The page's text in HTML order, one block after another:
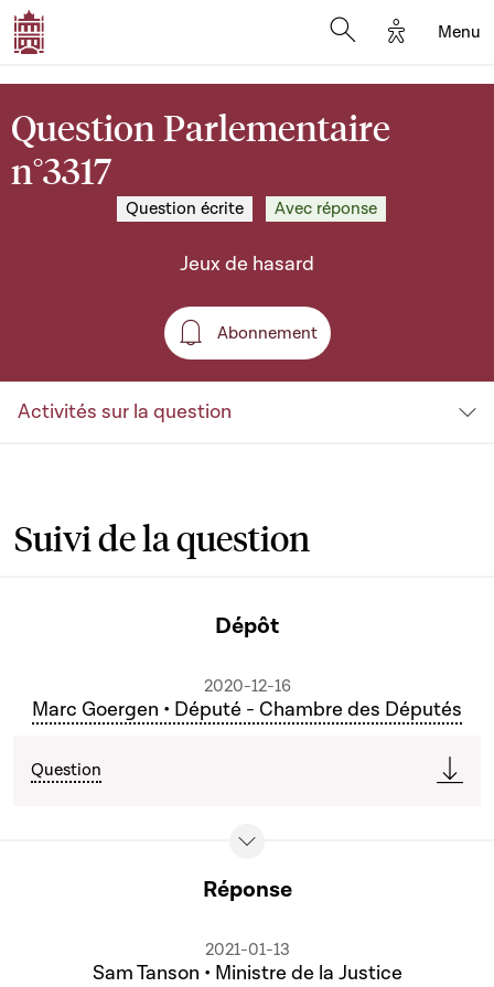
Options
Menu
Question Parlementaire
n°3317
Question écrite Avec réponse
Jeux de hasard
Abonnement
Abonnement
Activités sur la question
Suivi de la question
Dépôt
2020-12-16
Marc Goergen • Député - Chambre des Députés
Question
Réponse
2021-01-13
Sam Tanson • Ministre de la Justice